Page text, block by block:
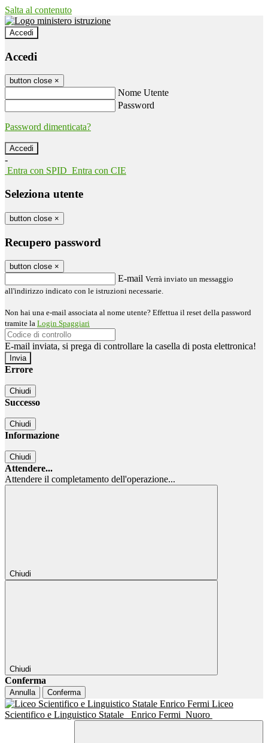
Salta al contenuto
Accedi
Accedi
button close ×
Nome Utente
Password
Password dimenticata?
-
Entra con SPID Entra con CIE
Seleziona utente
button close ×
Recupero password
button close ×
E-mail Verrà inviato un messaggio
all'indirizzo indicato con le istruzioni necessarie.
Non hai una e-mail associata al nome utente? Effettua il reset della password
tramite la Login Spaggiari
E-mail inviata, si prega di controllare la casella di posta elettronica!
Errore
Chiudi
Successo
Chiudi
Informazione
Chiudi
Attendere...
Attendere il completamento dell'operazione...
Chiudi
Chiudi
Conferma
Annulla Conferma
Liceo
Scientifico e Linguistico Statale
Enrico Fermi Nuoro